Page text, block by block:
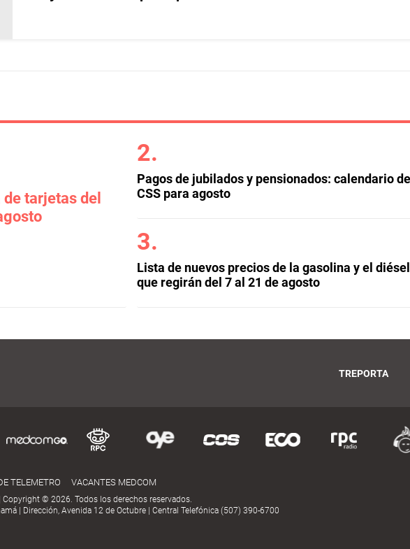
tarjetas del
Pagos de jubilados y pensionados: calendario
CSS para agosto
Lista de nuevos precios de la gasolina y el diésel
que regirán del 7 al 21 de agosto
TREPORTA
TELEMETRO VACANTES MEDCOM
Copyright © 2026. Todos los derechos reservados.
| Dirección, Avenida 12 de Octubre | Central Telefónica (507) 390-6700